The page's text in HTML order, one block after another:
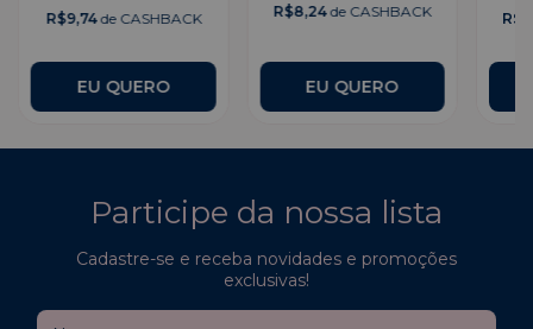
R$9,74de CASHBACK
R$8,24de CASHBACK
Participe da nossa lista
Cadastre-se e receba novidades e promoções
exclusivas!